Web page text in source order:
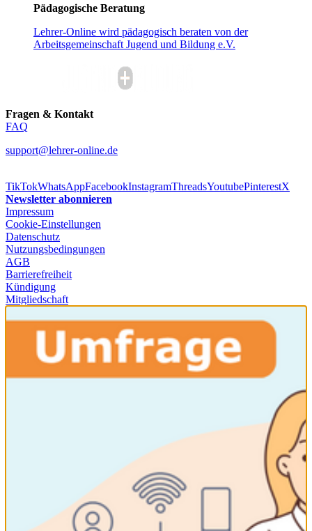
zum Anhören bereit.
Eine virtuelle Bibliothek ermöglicht Kindern und Jugendlichen, wie
in einer Bücherei zu stöbern, Musik zu hören oder auf der afrika-
junior tv-Seite Filmbeiträge zu afrikanischen Tieren, Geschichten
und Lebenswelten zu sehen.
Quelle: afrika-junior.de
In einer ausführlichen Zeitreise erhalten Kinder und Jugendliche
einen Überblick über die reiche Geschichte des Kontinents und
dessen kulturelle Besonderheiten. Sie lernen, warum Afrika als
Wiege der Menschheit bezeichnet wird, wie sich aus den ersten
Siedlungen das Reich der Pharaonen entwickelte, welche
zahlreichen Rätselspielen und Quizzen können Kinder ihr Wissen
In einer Kinder- und Jugendredaktion können die Besucherinnen
und Besucher eigene Beiträge schreiben, wie Rezensionen zu
Büchern oder auch eigene Erfahrungen einbringen, wenn sie aus
Afrika stammen und mit ihren Eltern in Europa leben.